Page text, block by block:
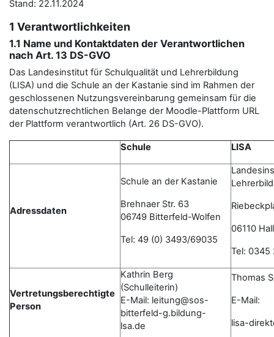
Stand: 22.11.2024
1 Verantwortlichkeiten
1.1 Name und Kontaktdaten der Verantwortlichen
nach Art. 13 DS-GVO
Das Landesinstitut für Schulqualität und Lehrerbildung
(LISA) und die Schule an der Kastanie sind im Rahmen der
geschlossenen Nutzungsvereinbarung gemeinsam für die
datenschutzrechtlichen Belange der Moodle-Plattform URL
der Plattform verantwortlich (Art. 26 DS-GVO).
Schule LISA
Adressdaten
Schule an der Kastanie
Brehnaer Str. 63
06749 Bitterfeld-Wolfen
Tel: 49 (0) 3493/69035
06110
Tel:
Vertretungsberechtigte
Person
Kathrin Berg
(Schulleiterin)
E-Mail: leitung@sos-
bitterfeld-g.bildung-
lsa.de
Thomas
E-Mail:
lisa-